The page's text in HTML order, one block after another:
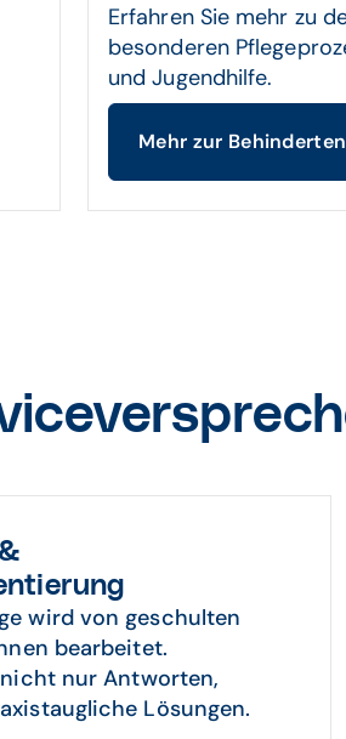
Erfahren Sie mehr zu
besonderen
und Jugendhilfe.
Mehr zur
wird von geschulten
bearbeitet.
nur Antworten,
Lösungen.